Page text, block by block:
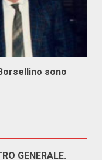
sono
GENERALE.